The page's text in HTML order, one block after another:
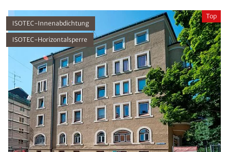
ISOTEC-Innenabdichtung
ISOTEC-Horizontalsperre
Top